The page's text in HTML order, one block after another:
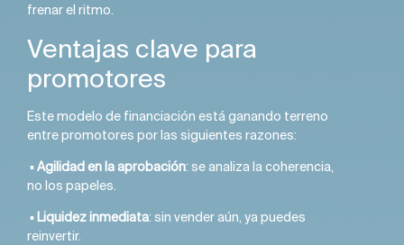
frenar el ritmo.
Ventajas clave para
promotores
Este modelo de financiación está ganando terreno
entre promotores por las siguientes razones:
▪️Agilidad en la aprobación: se analiza la coherencia,
no los papeles.
▪️ Liquidez inmediata: sin vender aún, ya puedes
reinvertir.